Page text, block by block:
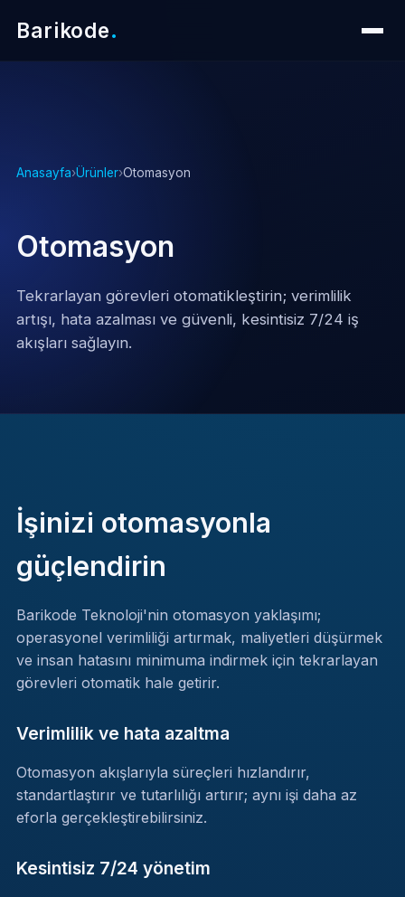
Barikode.
Anasayfa›Ürünler›Otomasyon
Otomasyon
Tekrarlayan görevleri otomatikleştirin; verimlilik
artışı, hata azalması ve güvenli, kesintisiz 7/24 iş
akışları sağlayın.
İşinizi otomasyonla
güçlendirin
Barikode Teknoloji'nin otomasyon yaklaşımı;
operasyonel verimliliği artırmak, maliyetleri düşürmek
ve insan hatasını minimuma indirmek için tekrarlayan
görevleri otomatik hale getirir.
Verimlilik ve hata azaltma
Otomasyon akışlarıyla süreçleri hızlandırır,
standartlaştırır ve tutarlılığı artırır; aynı işi daha az
eforla gerçekleştirebilirsiniz.
Kesintisiz 7/24 yönetim